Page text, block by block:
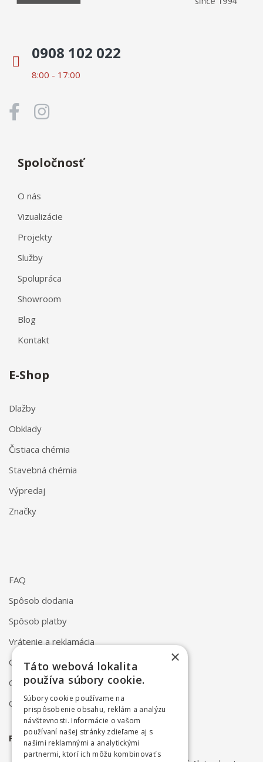
0908 102 022
8:00 - 17:00
Spoločnosť
O nás
Vizualizácie
Projekty
Služby
Spolupráca
Showroom
Blog
Kontakt
E-Shop
Dlažby
Obklady
Čistiaca chémia
Stavebná chémia
Výpredaj
Značky
FAQ
Spôsob dodania
Spôsob platby
Vrátenie a reklamácia
Odstúpenie od zmluvy online
Obchodné podmienky
Ochrana osobných údajov
PRIHLÁSTE SA NA ODBER NOVINIEK
×
Táto webová lokalita
používa súbory cookie.
Súbory cookie používame na
prispôsobenie obsahu, reklám a analýzu
návštevnosti. Informácie o vašom
používaní našej stránky zdieľame aj s
našimi reklamnými a analytickými
partnermi, ktorí ich môžu kombinovať s